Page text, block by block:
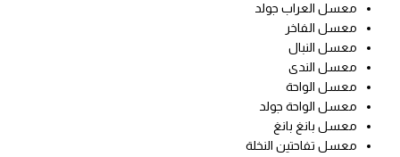
معسل العراب جولد
معسل الفاخر
معسل النبال
معسل الندى
معسل الواحة
معسل الواحة جولد
معسل بانغ بانغ
معسل تفاحتين النخلة